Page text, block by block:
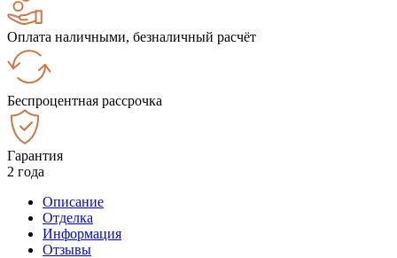
Оплата наличными, безналичный расчёт
Беспроцентная рассрочка
Гарантия
2 года
Описание
Отделка
Информация
Отзывы